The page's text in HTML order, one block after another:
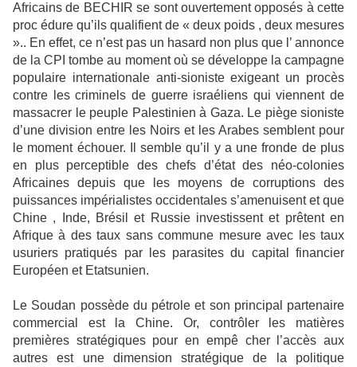
Africains de BECHIR se sont ouvertement opposés à cette
proc édure qu’ils qualifient de « deux poids , deux mesures
».. En effet, ce n’est pas un hasard non plus que l’ annonce
de la CPI tombe au moment où se développe la campagne
populaire internationale anti-sioniste exigeant un procès
contre les criminels de guerre israéliens qui viennent de
massacrer le peuple Palestinien à Gaza. Le piège sioniste
d’une division entre les Noirs et les Arabes semblent pour
le moment échouer. Il semble qu’il y a une fronde de plus
en plus perceptible des chefs d’état des néo-colonies
Africaines depuis que les moyens de corruptions des
puissances impérialistes occidentales s’amenuisent et que
Chine , Inde, Brésil et Russie investissent et prêtent en
Afrique à des taux sans commune mesure avec les taux
usuriers pratiqués par les parasites du capital financier
Européen et Etatsunien.
Le Soudan possède du pétrole et son principal partenaire
commercial est la Chine. Or, contrôler les matières
premières stratégiques pour en empê cher l’accès aux
autres est une dimension stratégique de la politique